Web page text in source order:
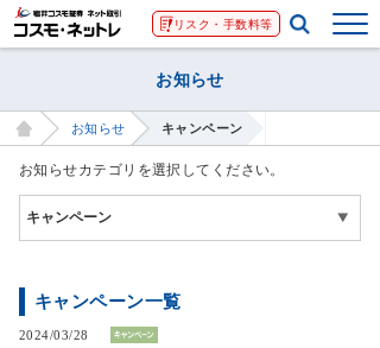
リスク・手数料等
お知らせ
お知らせ キャンペーン
お知らせカテゴリを選択してください。
キャンペーン一覧
2024/03/28